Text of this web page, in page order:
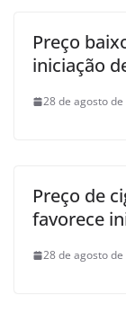
Preço
iniciação
28 de agosto de
Preço de
favorece
28 de agosto de